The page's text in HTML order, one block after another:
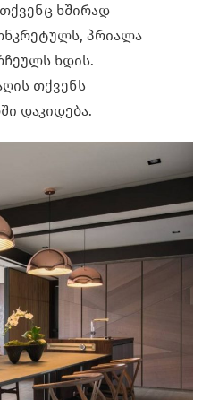
ხშირად
პრიალა
ხდის.
თქვენს
დაკიდება.